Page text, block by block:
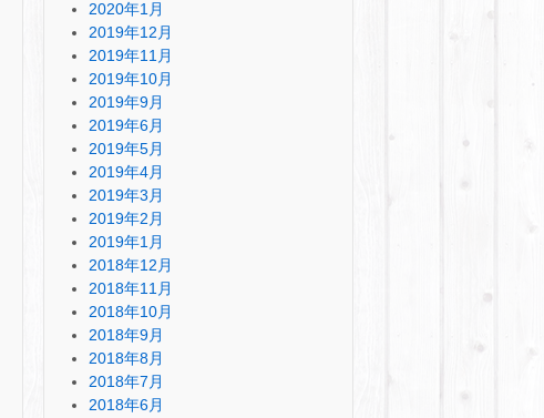
2020年1月
2019年12月
2019年11月
2019年10月
2019年9月
2019年6月
2019年5月
2019年4月
2019年3月
2019年2月
2019年1月
2018年12月
2018年11月
2018年10月
2018年9月
2018年8月
2018年7月
2018年6月